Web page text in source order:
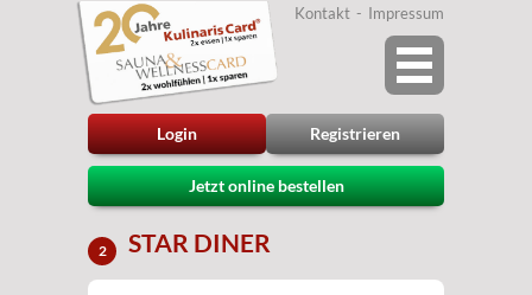
Login Registrieren
Kontakt Impressum
Jetzt online bestellen
2 STAR DINER